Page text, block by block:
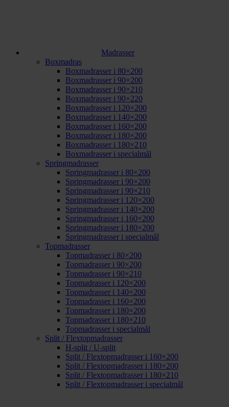
Madrasser
Boxmadras
Boxmadrasser i 80×200
Boxmadrasser i 90×200
Boxmadrasser i 90×210
Boxmadrasser i 90×220
Boxmadrasser i 120×200
Boxmadrasser i 140×200
Boxmadrasser i 160×200
Boxmadrasser i 180×200
Boxmadrasser i 180×210
Boxmadrasser i specialmål
Springmadrasser
Springmadrasser i 80×200
Springmadrasser i 90×200
Springmadrasser i 90×210
Springmadrasser i 120×200
Springmadrasser i 140×200
Springmadrasser i 160×200
Springmadrasser i 180×200
Springmadrasser i specialmål
Topmadrasser
Topmadrasser i 80×200
Topmadrasser i 90×200
Topmadrasser i 90×210
Topmadrasser i 120×200
Topmadrasser i 140×200
Topmadrasser i 160×200
Topmadrasser i 180×200
Topmadrasser i 180×210
Topmadrasser i specialmål
Split / Flextopmadrasser
H-split / U-split
Split / Flextopmadrasser i 160×200
Split / Flextopmadrasser i 180×200
Split / Flextopmadrasser i 180×210
Split / Flextopmadrasser i specialmål